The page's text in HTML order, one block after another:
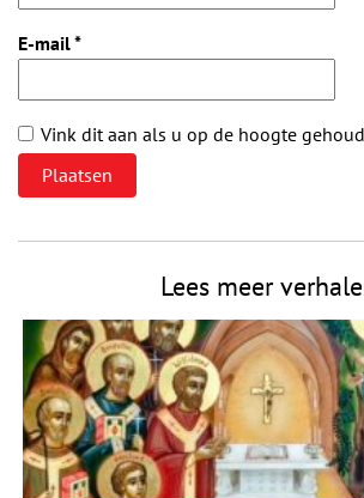
E-mail*
Vink dit aan als u op de hoogte
Lees meer